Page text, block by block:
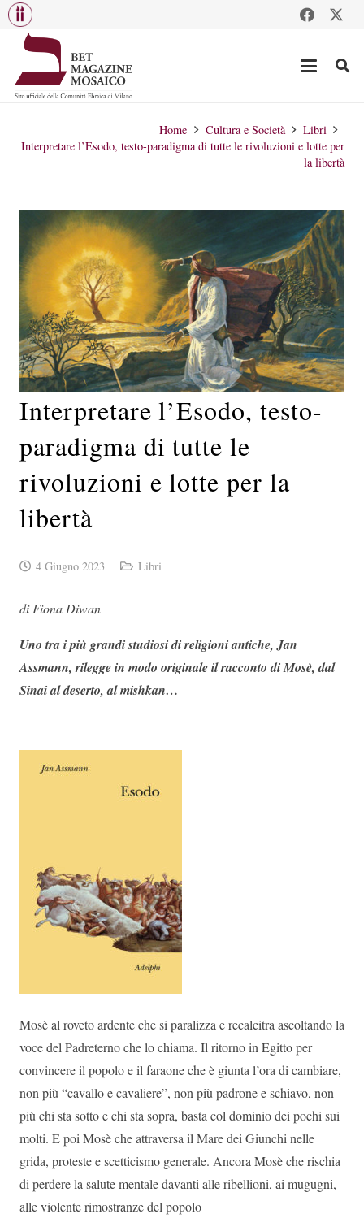
Home Cultura e Società
Libri
Interpretare l’Esodo, testo-paradigma di tutte le rivoluzioni e lotte per
la libertà
Interpretare l’Esodo, testo-
paradigma di tutte le
rivoluzioni e lotte per la
libertà
4 Giugno 2023 Libri
di Fiona Diwan
Uno tra i più grandi studiosi di religioni antiche, Jan
Assmann, rilegge in modo originale il racconto di Mosè, dal
Sinai al deserto, al mishkan…
Mosè al roveto ardente che si paralizza e recalcitra ascoltando la
voce del Padreterno che lo chiama. Il ritorno in Egitto per
convincere il popolo e il faraone che è giunta l’ora di cambiare,
non più “cavallo e cavaliere”, non più padrone e schiavo, non
più chi sta sotto e chi sta sopra, basta col dominio dei pochi sui
molti. E poi Mosè che attraversa il Mare dei Giunchi nelle
grida, proteste e scetticismo generale. Ancora Mosè che rischia
di perdere la salute mentale davanti alle ribellioni, ai mugugni,
alle violente rimostranze del popolo